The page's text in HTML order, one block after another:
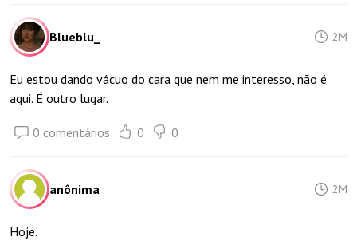
Blueblu_ 2M
Eu estou dando vácuo do cara que nem me interesso, não é
aqui. É outro lugar.
0 comentários 0 0
anônima 2M
Hoje.